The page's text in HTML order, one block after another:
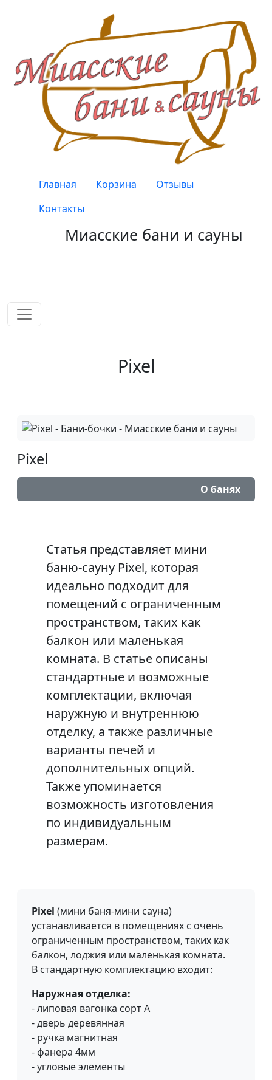
Верхнее меню
Главная Корзина
Отзывы
Контакты
Миасские бани и сауны
Pixel
Pixel
О банях
Статья представляет мини
баню-сауну Pixel, которая
идеально подходит для
помещений с ограниченным
пространством, таких как
балкон или маленькая
комната. В статье описаны
стандартные и возможные
комплектации, включая
наружную и внутреннюю
отделку, а также различные
варианты печей и
дополнительных опций.
Также упоминается
возможность изготовления
по индивидуальным
размерам.
Pixel (мини баня-мини сауна)
устанавливается в помещениях с очень
ограниченным пространством, таких как
балкон, лоджия или маленькая комната.
В стандартную комплектацию входит:
Наружная отделка:
- липовая вагонка сорт А
- дверь деревянная
- ручка магнитная
- фанера 4мм
- угловые элементы